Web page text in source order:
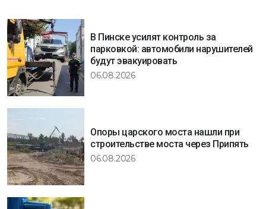
В Пинске усилят контроль за
парковкой: автомобили нарушителей
будут эвакуировать
06.08.2026
Опоры царского моста нашли при
строительстве моста через Припять
06.08.2026